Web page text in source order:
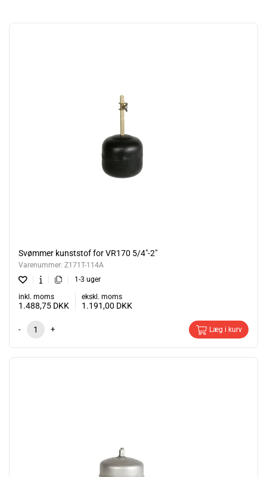
Svømmer kunststof for VR170 5/4"-2"
Varenummer: Z171T-114A
1-3 uger
inkl. moms
1.488,75 DKK
ekskl. moms
1.191,00 DKK
- + Læg i kurv